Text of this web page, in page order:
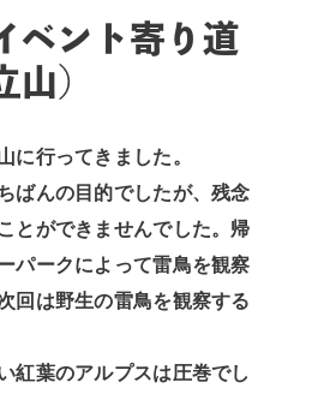
ベント寄り道
山）
に行ってきました。
ばんの目的でしたが、残念
とができませんでした。帰
パークによって雷鳥を観察
回は野生の雷鳥を観察する
紅葉のアルプスは圧巻でし